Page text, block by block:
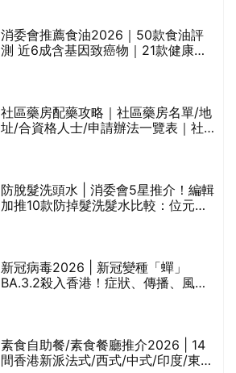
消委會推薦食油2026｜50款食油評
測 近6成含基因致癌物｜21款健康煮
社區藥房配藥攻略｜社區藥房名單/地
址/合資格人士/申請辦法一覽表｜社
防脫髮洗頭水 | 消委會5星推介！編輯
加推10款防掉髮洗髮水比較：位元
新冠病毒2026 | 新冠變種「蟬」
BA.3.2殺入香港！症狀、傳播、風險
素食自助餐/素食餐廳推介2026 | 14
間香港新派法式/西式/中式/印度/東南